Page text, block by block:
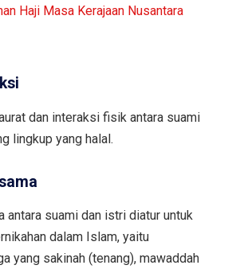
Haji Masa Kerajaan Nusantara
dan interaksi fisik antara suami
lingkup yang halal.
antara suami dan istri diatur untuk
dalam Islam, yaitu
yang sakinah (tenang), mawaddah